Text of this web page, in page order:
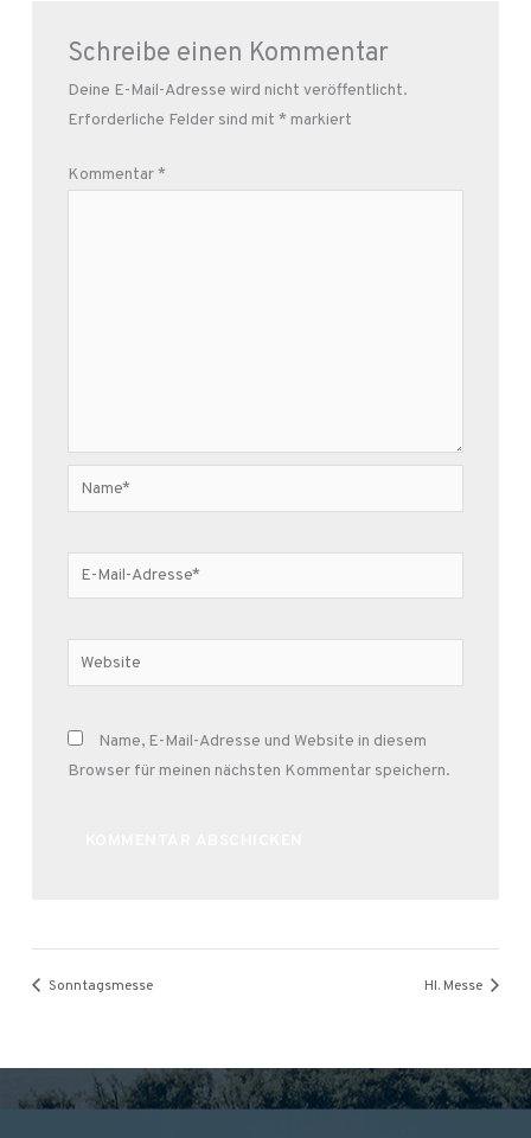
Schreibe einen Kommentar
Deine E-Mail-Adresse wird nicht veröffentlicht.
Erforderliche Felder sind mit * markiert
Kommentar*
Name*
E-
Mail-
Website
Name, E-Mail-Adresse und Website in diesem
Browser für meinen nächsten Kommentar speichern.
Sonntagsmesse Hl. Messe